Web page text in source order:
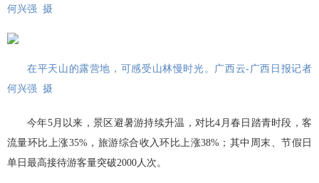
何兴强 摄
在平天山的露营地，可感受山林慢时光。广西云-广西日报记者
何兴强 摄
今年5月以来，景区避暑游持续升温，对比4月春日踏青时段，客
流量环比上涨35%，旅游综合收入环比上涨38%；其中周末、节假日
单日最高接待游客量突破2000人次。